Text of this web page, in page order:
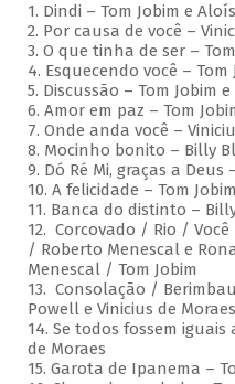
1. Dindi – Tom Jobim e
2. Por causa de você –
3. O que tinha de ser –
4. Esquecendo você – Tom
5. Discussão – Tom Jobim
6. Amor em paz – Tom
7. Onde anda você –
8. Mocinho bonito – Billy
9. Dó Ré Mi, graças a Deus
10. A felicidade – Tom
11. Banca do distinto –
12. Corcovado / Rio /
/ Roberto Menescal e
Menescal / Tom Jobim
13. Consolação /
Powell e Vinicius de Moraes
14. Se todos fossem iguais
de Moraes
15. Garota de Ipanema –